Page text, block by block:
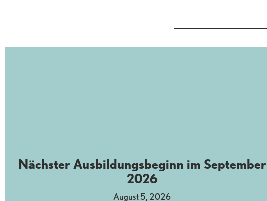
Nächster Ausbildungsbeginn im September
2026
August 5, 2026